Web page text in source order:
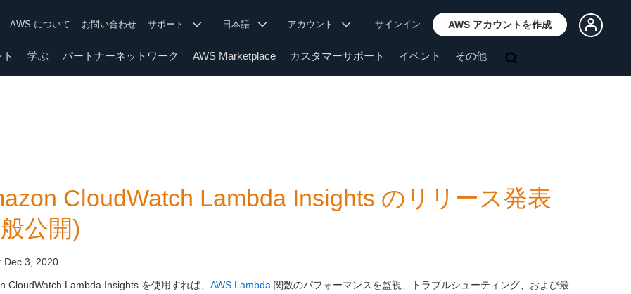
AWS について お問い合わせ サポート 日本語 アカウント サインイン AWS アカウントを作成
学ぶ パートナーネットワーク AWS Marketplace カスタマーサポート イベント その他
CloudWatch Lambda Insights のリリース発表
公開)
Dec 3, 2020
CloudWatch Lambda Insights を使用すれば、 AWS Lambda 関数のパフォーマンスを監視、トラブルシューティング、および最